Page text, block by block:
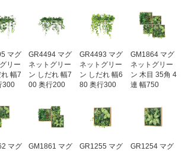
マグ
リー
幅7
300
GR4494 マグ
ネットグリー
ン しだれ 幅7
00 奥行200
GR4493 マグ
ネットグリー
ン しだれ 幅6
80 奥行300
GM1864 マグ
ネットグリー
ン 木目 35角 4
連 幅750
マグ
GM1861 マグ
GR1255 マグ
GR1254 マグ